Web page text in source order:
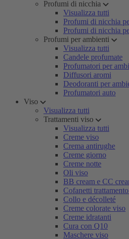
Profumi di nicchia
Visualizza tutti
Profumi di nicchia
Profumi di nicchia
Profumi per ambienti
Visualizza tutti
Candele profumate
Profumatori per
Diffusori aromi
Deodoranti per
Profumatori auto
Viso
Visualizza tutti
Trattamenti viso
Visualizza tutti
Creme viso
Crema antirughe
Creme giorno
Creme notte
Oli viso
BB cream e CC
Cofanetti
Collo e décolleté
Creme colorate viso
Creme idratanti
Cura con Q10
Maschere viso